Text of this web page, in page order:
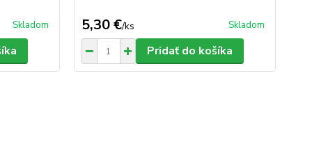
Skladom 5,30 €/ks Skladom
Pridať do košíka